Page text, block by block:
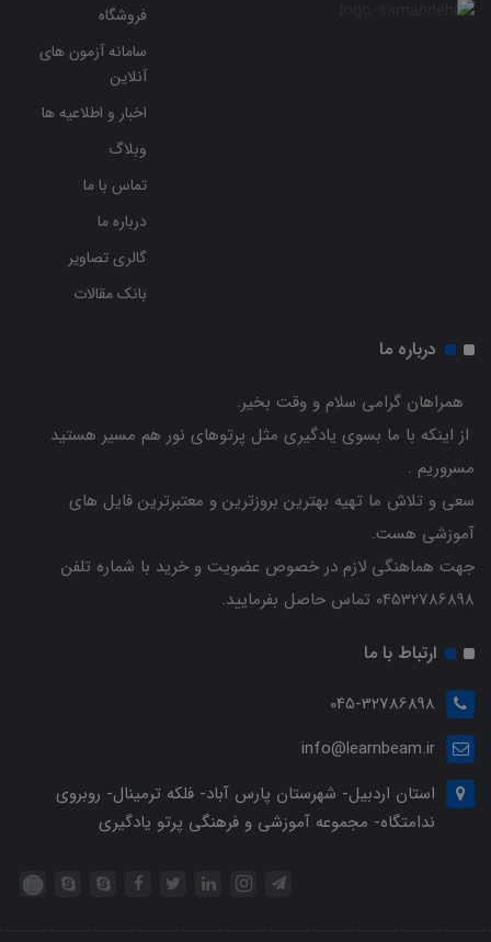
فروشگاه
سامانه آزمون های
آنلاین
اخبار و اطلاعیه ها
وبلاگ
تماس با ما
درباره ما
گالری تصاویر
بانک مقالات
درباره ما
همراهان گرامی سلام و وقت بخیر.
از اینکه با ما بسوی یادگیری مثل پرتوهای نور هم مسیر هستید
مسروریم .
سعی و تلاش ما تهیه بهترین بروزترین و معتبرترین فایل های
آموزشی هست.
جهت هماهنگی لازم در خصوص عضویت و خرید با شماره تلفن
04532786898 تماس حاصل بفرمایید.
ارتباط با ما
045-32786898
info@learnbeam.ir
استان اردبیل- شهرستان پارس آباد- فلکه ترمینال- روبروی
ندامتگاه- مجموعه آموزشی و فرهنگی پرتو یادگیری